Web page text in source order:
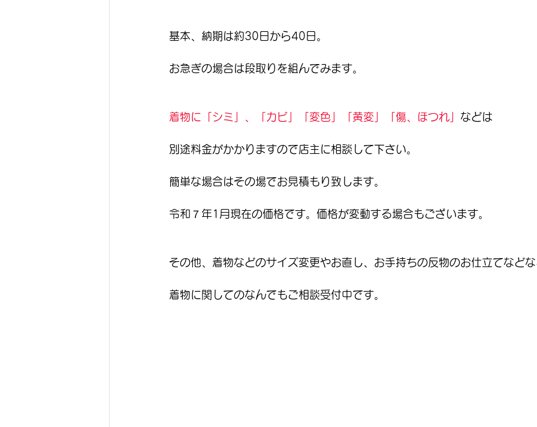
基本、納期は約30日から40日。
お急ぎの場合は段取りを組んでみます。
着物に「シミ」、「カビ」「変色」「黄変」「傷、ほつれ」 などは
別途料金がかかりますので店主に相談して下さい。
簡単な場合はその場でお見積もり致します。
令和７年1月現在の価格です。価格が変動する場合もございます。
その他、着物などのサイズ変更やお直し、お手持ちの反物のお仕立てなど
着物に関してのなんでもご相談受付中です。